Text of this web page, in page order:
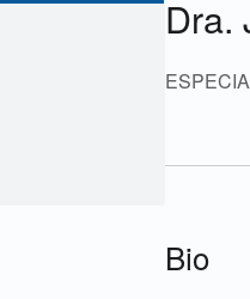
Dra.
Bio